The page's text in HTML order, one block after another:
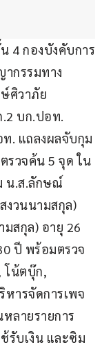
4 กองบังคับการ
กรรมทาง
ศิวาภัย
บก.ปอท.
. แถลงผลจับกุม
รวจค้น 5 จุด ใน
น.ส.ลักษณ์
งวนนามสกุล)
สกุล) อายุ 26
ปี พร้อมตรวจ
โน้ตบุ๊ก,
ารจัดการเพจ
ลายรายการ
รับเงิน และซิม